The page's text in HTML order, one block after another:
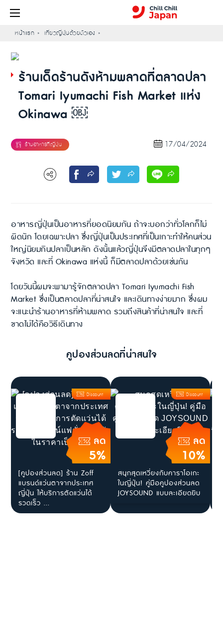
หน้าแรก เที่ยวญี่ปุ่นด้วยตัวเอง
ร้านเด็ดร้านดังห้ามพลาดที่ตลาดปลา
Tomari Iyumachi Fish Market แห่ง
Okinawa ￼
17/04/2024
อาหารญี่ปุ่นเป็นอาหารที่ยอดนิยมกัน ถ้าจะบอกว่าทั่วโลกก็ไม่
ผิดนัก โดยเฉพาะปลา ซึ่งญี่ปุ่นเป็นประเทศที่เป็นเกาะทำให้คนส่วน
ใหญ่นิยมกินปลาเป็นหลัก ดังนั้นแล้วญี่ปุ่นจึงมีตลาดปลาในทุกๆ
จังหวัด และที่ Okinawa แห่งนี้ ก็มีตลาดปลาด้วยเช่นกัน
โดยวันนี้ผมจะพามารู้จักตลาดปลา Tomari Iyumachi Fish
Market ซึ่งเป็นตลาดปลาที่น่าสนใจ และเดินทางง่ายมาก ซึ่งผม
จะแนะนำร้านอาหารที่ห้ามพลาด รวมถึงสินค้าที่น่าสนใจ และที่
ขาดไม่ได้คือวิธีเดินทาง
คูปองส่วนลดที่น่าสนใจ
ลด
5%
Discount
[คูปองส่วนลด] ร้าน Zoff
แบรนด์แว่นตาจากประเทศ
ญี่ปุ่น ให้บริการตัดแว่นได้
รวดเร็ว ...
ลด
10%
Discount
สนุกสุดเหวี่ยงกับคาราโอเกะ
ในญี่ปุ่น! คู่มือคูปองส่วนลด
JOYSOUND แบบละเอียดยิบ